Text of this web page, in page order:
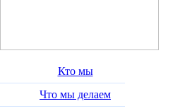
Кто мы
Что мы делаем